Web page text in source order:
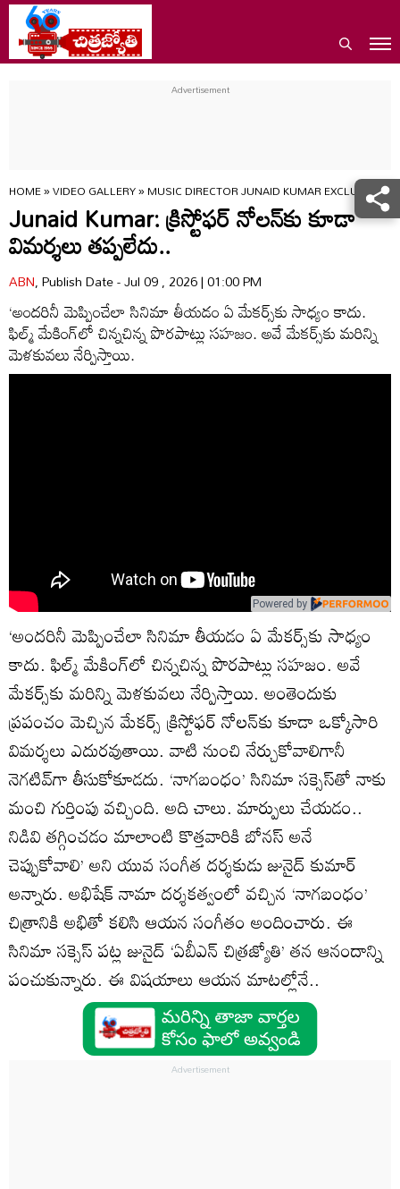
HOME»VIDEO GALLERY»MUSIC DIRECTOR JUNAID KUMAR EXCLUSIVE
Junaid Kumar: క్రిస్టోఫర్‌ నోలన్‌కు కూడా
విమర్శలు తప్పలేదు..
ABN, Publish Date - Jul 09 , 2026 | 01:00 PM
‘అందరినీ మెప్పించేలా సినిమా తీయడం ఏ మేకర్స్‌కు సాధ్యం కాదు.
ఫిల్మ్‌ మేకింగ్‌లో చిన్నచిన్న పొరపాట్లు సహజం. అవే మేకర్స్‌కు మరిన్ని
మెళకువలు నేర్పిస్తాయి.
Powered by
‘అందరినీ మెప్పించేలా సినిమా తీయడం ఏ మేకర్స్‌కు సాధ్యం
కాదు. ఫిల్మ్‌ మేకింగ్‌లో చిన్నచిన్న పొరపాట్లు సహజం. అవే
మేకర్స్‌కు మరిన్ని మెళకువలు నేర్పిస్తాయి. అంతెందుకు
ప్రపంచం మెచ్చిన మేకర్స్‌ క్రిస్టోఫర్‌ నోలన్‌కు కూడా ఒక్కోసారి
విమర్శలు ఎదురవుతాయి. వాటి నుంచి నేర్చుకోవాలిగానీ
నెగటివ్‌గా తీసుకోకూడదు. ‘నాగబంధం’ సినిమా సక్సెస్‌తో నాకు
మంచి గుర్తింపు వచ్చింది. అది చాలు. మార్పులు చేయడం..
నిడివి తగ్గించడం మాలాంటి కొత్తవారికి బోనస్‌ అనే
చెప్పుకోవాలి’ అని యువ సంగీత దర్శకుడు జునైద్‌ కుమార్‌
అన్నారు. అభిషేక్‌ నామా దర్శకత్వంలో వచ్చిన ‘నాగబంధం’
చిత్రానికి అభితో కలిసి ఆయన సంగీతం అందించారు. ఈ
సినిమా సక్సెస్‌ పట్ల జునైద్‌ ‘ఏబీఎన్‌ చిత్రజ్యోతి’ తన ఆనందాన్ని
పంచుకున్నారు. ఈ విషయాలు ఆయన మాటల్లోనే..